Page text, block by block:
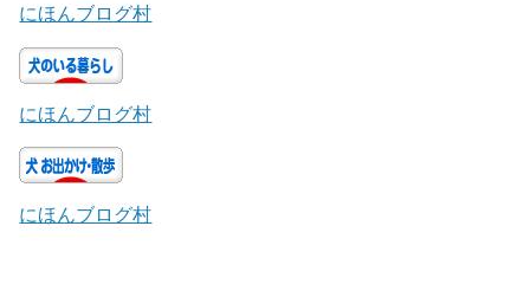
にほんブログ村
にほんブログ村
にほんブログ村